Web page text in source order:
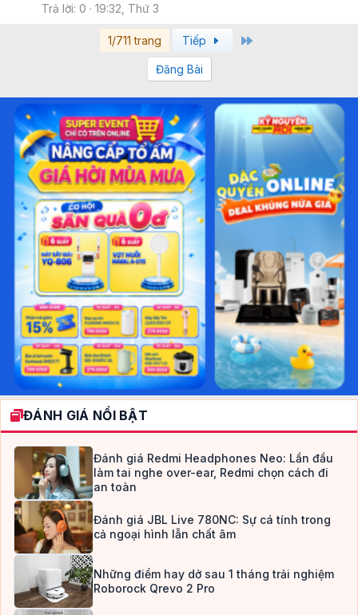
Trả lời 0 19:32, Thứ 3
1/711 trang Tiếp
Đăng Bài
ĐÁNH GIÁ NỔI BẬT
Đánh giá Redmi Headphones Neo: Lần đầu
làm tai nghe over-ear, Redmi chọn cách đi
an toàn
Đánh giá JBL Live 780NC: Sự cá tính trong
cả ngoại hình lẫn chất âm
Những điểm hay dở sau 1 tháng trải nghiệm
Roborock Qrevo 2 Pro